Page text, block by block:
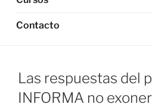
Contacto
Las respuestas del
INFORMA no